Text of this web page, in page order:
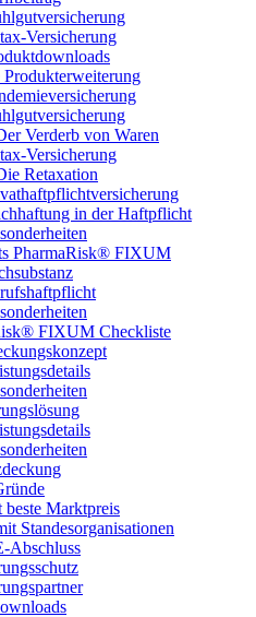
Versicherung
Verderb von Waren
Versicherung
Retaxation
in der Haftpflicht
PharmaRisk® FIXUM
FIXUM Checkliste
beste Marktpreis
Standesorganisationen
Abschluss